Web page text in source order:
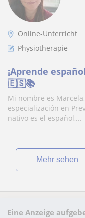
Online-Unterricht
Physiotherapie
¡Aprende
🇪🇸📚
Mi nombre es
especialización en
nativo es el español,...
Mehr sehen
Eine Anzeige